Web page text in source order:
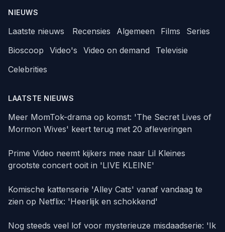
NIEUWS
Laatste nieuws Recensies Algemeen Films
Series
Bioscoop
Video's Video on demand
Televisie
Celebrities
LAATSTE NIEUWS
Meer MomTok-drama op komst: 'The Secret Lives of
Mormon Wives' keert terug met 20 afleveringen
Prime Video neemt kijkers mee naar Lil Kleines
grootste concert ooit in 'LIVE KLEINE'
Komische kattenserie 'Alley Cats' vanaf vandaag te
zien op Netflix: 'Heerlijk en schokkend'
Nog steeds veel lof voor mysterieuze misdaadserie: 'Ik